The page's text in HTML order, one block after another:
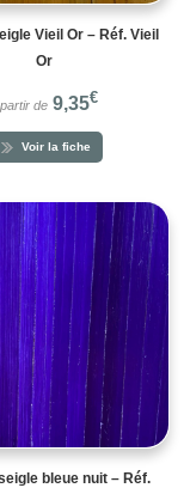
Vieil Or – Réf. Vieil
Or
de 9,35€
Voir la fiche
bleue nuit – Réf.